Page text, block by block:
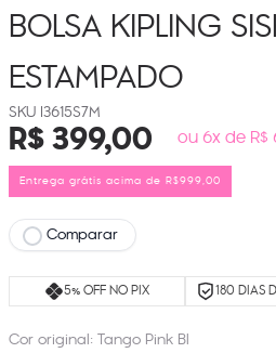
BOLSA KIPLING
ESTAMPADO
I3615S7M
R$399,00 ou 6x de R$
Entrega grátis acima de R$999,00
Comparar
5% OFF NO PIX 180 DIAS
Cor original: Tango Pink Bl